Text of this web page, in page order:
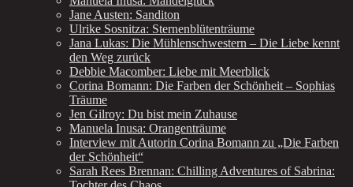
Jane Austen: Sanditon
Ulrike Sosnitza: Sternenblütenträume
Jana Lukas: Die Mühlenschwestern – Die Liebe kennt
den Weg zurück
Debbie Macomber: Liebe mit Meerblick
Corina Bomann: Die Farben der Schönheit – Sophias
Träume
Jen Gilroy: Du bist mein Zuhause
Manuela Inusa: Orangenträume
Interview mit Autorin Corina Bomann zu „Die Farben
der Schönheit“
Sarah Rees Brennan: Chilling Adventures of Sabrina: